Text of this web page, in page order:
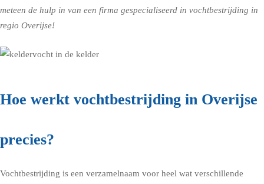
meteen de hulp in van een firma gespecialiseerd in vochtbestrijding in
regio Overijse!
Hoe werkt vochtbestrijding in Overijse
precies?
Vochtbestrijding is een verzamelnaam voor heel wat verschillende